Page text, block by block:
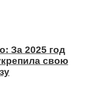
За 2025 год
свою